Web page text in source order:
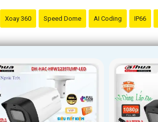
Xoay 360 Speed Dome AI Coding IP66